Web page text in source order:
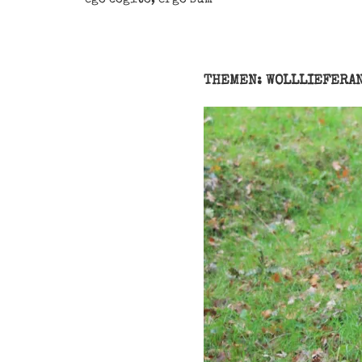
THEMEN: